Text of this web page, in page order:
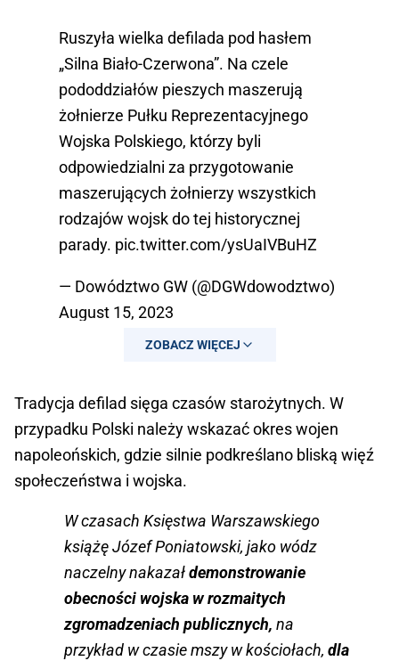
Ruszyła wielka defilada pod hasłem
„Silna Biało-Czerwona”. Na czele
pododdziałów pieszych maszerują
żołnierze Pułku Reprezentacyjnego
Wojska Polskiego, którzy byli
odpowiedzialni za przygotowanie
maszerujących żołnierzy wszystkich
rodzajów wojsk do tej historycznej
parady. pic.twitter.com/ysUaIVBuHZ
— Dowództwo GW (@DGWdowodztwo)
August 15, 2023
ZOBACZ WIĘCEJ
Tradycja defilad sięga czasów starożytnych. W
przypadku Polski należy wskazać okres wojen
napoleońskich, gdzie silnie podkreślano bliską więź
społeczeństwa i wojska.
W czasach Księstwa Warszawskiego
książę Józef Poniatowski, jako wódz
naczelny nakazałdemonstrowanie
obecności wojska w rozmaitych
zgromadzeniach publicznych, na
przykład w czasie mszy w kościołach, dla